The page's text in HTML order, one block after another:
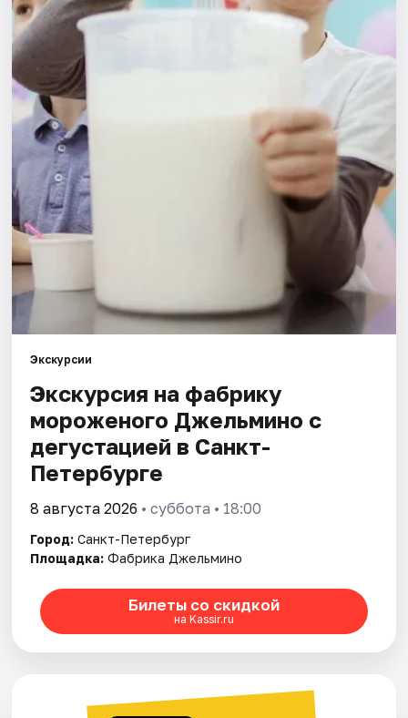
Города
Площадки
Артисты
Рейтинги
Экскурсии
Экскурсия на фабрику
мороженого Джельмино с
дегустацией в Санкт-
Петербурге
8 августа 2026 • суббота • 18:00
Город: Санкт-Петербург
Площадка: Фабрика Джельмино
Билеты со скидкой
на Kassir.ru